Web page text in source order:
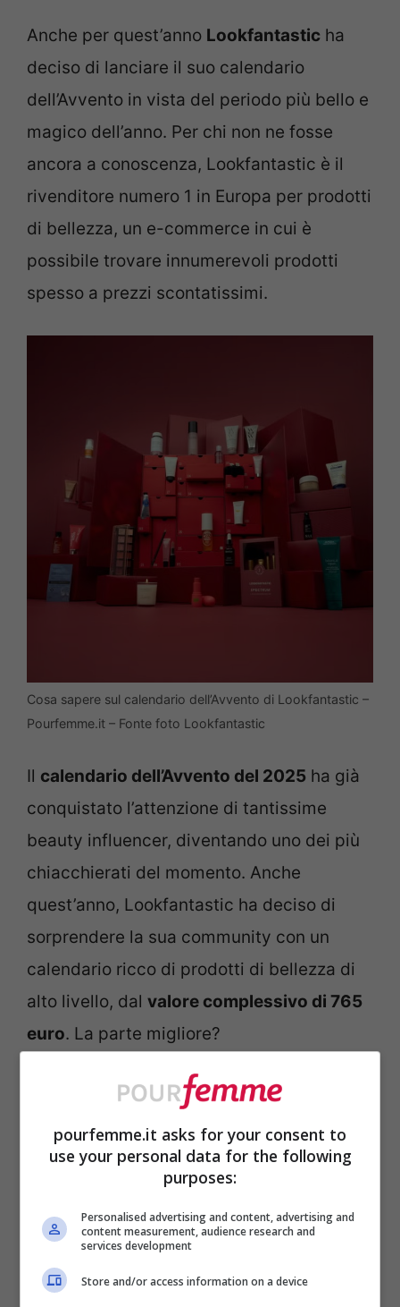
Anche per quest’anno Lookfantastic ha
deciso di lanciare il suo calendario
dell’Avvento in vista del periodo più bello e
magico dell’anno. Per chi non ne fosse
ancora a conoscenza, Lookfantastic è il
rivenditore numero 1 in Europa per prodotti
di bellezza, un e-commerce in cui è
possibile trovare innumerevoli prodotti
spesso a prezzi scontatissimi.
Cosa sapere sul calendario dell’Avvento di Lookfantastic –
Pourfemme.it – Fonte foto Lookfantastic
Il calendario dell’Avvento del 2025 ha già
conquistato l’attenzione di tantissime
beauty influencer, diventando uno dei più
chiacchierati del momento. Anche
quest’anno, Lookfantastic ha deciso di
sorprendere la sua community con un
calendario ricco di prodotti di bellezza di
alto livello, dal valore complessivo di 765
euro. La parte migliore?
Potrai aggiudicartelo pagando solo
, un’occasione imperdibile per chi ama
prendersi cura della propria pelle. Dalla
cura del corpo al make up, sono tanti i
prodotti presenti all’interno delle caselle
del calendario di Lookfantastic.
pourfemme.it asks for your consent to
use your personal data for the following
purposes:
Personalised advertising and content, advertising and
content measurement, audience research and
services development
Store and/or access information on a device